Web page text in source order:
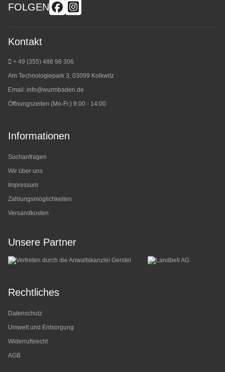
FOLGEN
Kontakt
+ 49 (355) 486 98 306
Am Technologiepark 3, 03099 Kolkwitz
Email: info@wurmbaden.de
Öffnungszeiten (Mo-Fr.) 9:00 - 14:00
Informationen
Suchanfragen
Wir über uns
Impressum
Zahlungsmöglichkeiten
Versandkosten
Unsere Partner
Rechtliches
Datenschutz
Umwelt und Entsorgung
Widerrufsrecht
AGB